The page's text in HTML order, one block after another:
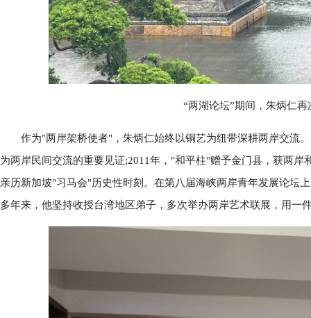
“两湖论坛”期间，朱炳仁再
作为"两岸架桥使者"，朱炳仁始终以铜艺为纽带深耕两岸交流。
为两岸民间交流的重要见证;2011年，"和平柱"赠予金门县，获两
亲历新加坡"习马会"历史性时刻。在第八届海峡两岸青年发展论坛
多年来，他坚持收授台湾地区弟子，多次举办两岸艺术联展，用